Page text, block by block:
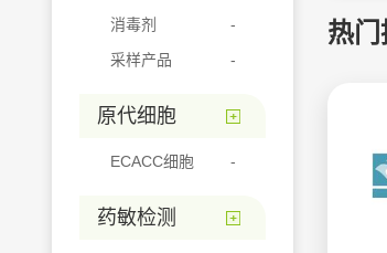
消毒剂
采样产品
原代细胞
ECACC细胞
药敏检测
热